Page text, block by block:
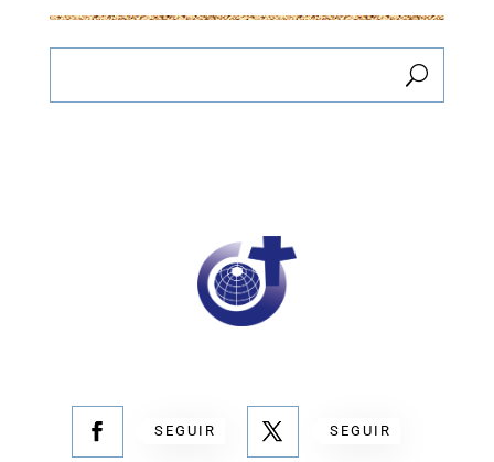
SEGUIR SEGUIR